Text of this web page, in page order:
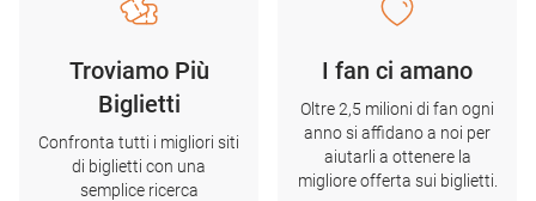
Troviamo Più
Biglietti
Confronta tutti i migliori siti
di biglietti con una
semplice ricerca
I fan ci amano
Oltre 2,5 milioni di fan ogni
anno si affidano a noi per
aiutarli a ottenere la
migliore offerta sui biglietti.